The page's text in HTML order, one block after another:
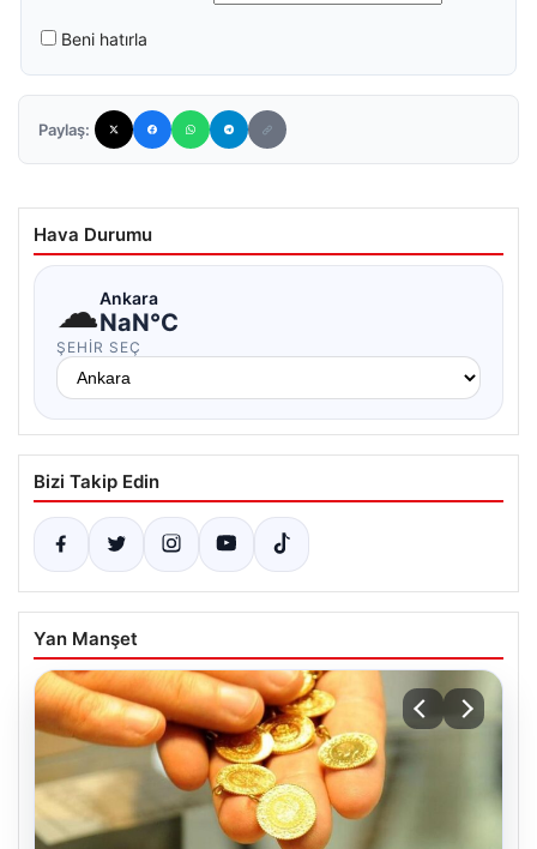
Beni hatırla
Paylaş:
Hava Durumu
☁Ankara
NaN°C
ŞEHIR SEÇ
Bizi Takip Edin
Yan Manşet